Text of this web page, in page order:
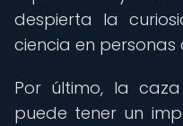
despierta la
ciencia en
Por último, la
puede tener un